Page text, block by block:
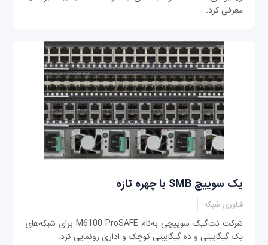
معرفی کرد.
یک سوییچ SMB با چهره تازه
فناوری شبکه
شرکت نت‌گیک سوییچی به‌نام M6100 ProSAFE برای شبکه‌های
یک گیگابیتی و ده گیگابیتی کوچک و اداری رونمایی کرد.